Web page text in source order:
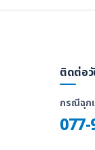
ติดต่อ
กรณีฉุก